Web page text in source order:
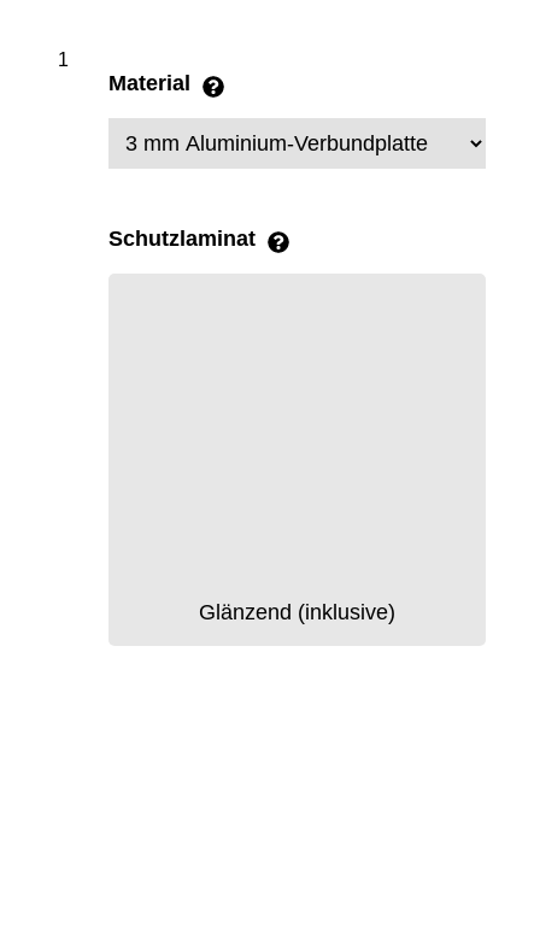
Material
Schutzlaminat
Glänzend (inklusive)